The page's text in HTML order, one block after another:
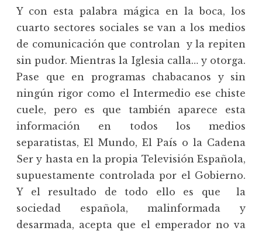
Y con esta palabra mágica en la boca, los
cuarto sectores sociales se van a los medios
de comunicación que controlan y la repiten
sin pudor. Mientras la Iglesia calla… y otorga.
Pase que en programas chabacanos y sin
ningún rigor como el Intermedio ese chiste
cuele, pero es que también aparece esta
información en todos los medios
separatistas, El Mundo, El País o la Cadena
Ser y hasta en la propia Televisión Española,
supuestamente controlada por el Gobierno.
Y el resultado de todo ello es que la
sociedad española, malinformada y
desarmada, acepta que el emperador no va